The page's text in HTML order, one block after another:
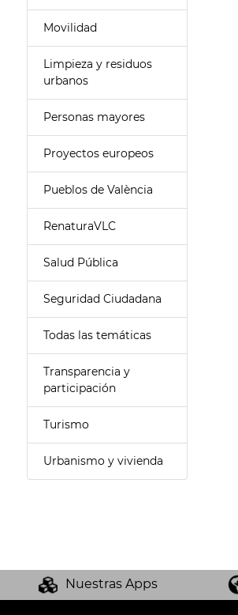
Movilidad
Limpieza y residuos
urbanos
Personas mayores
Proyectos europeos
Pueblos de València
RenaturaVLC
Salud Pública
Seguridad Ciudadana
Todas las temáticas
Transparencia y
participación
Turismo
Urbanismo y vivienda
Nuestras Apps